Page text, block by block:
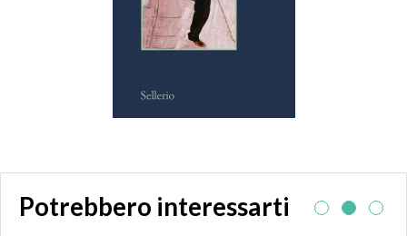
Potrebbero interessarti